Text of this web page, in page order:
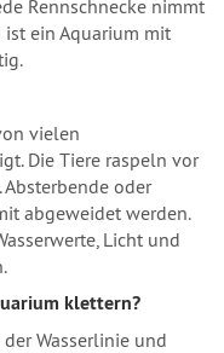
Rennschnecke nimmt
ein Aquarium mit
vielen
Die Tiere raspeln vor
oder
abgeweidet werden.
Licht und
klettern?
Wasserlinie und